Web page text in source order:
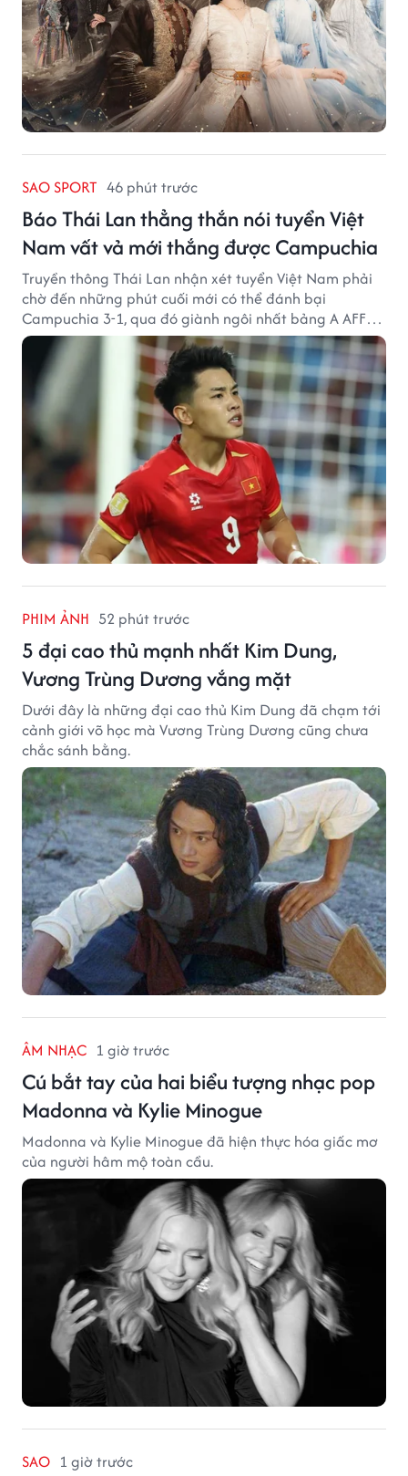
SAO SPORT 46 phút trước
Báo Thái Lan thẳng thắn nói tuyển Việt
Nam vất vả mới thắng được Campuchia
Truyền thông Thái Lan nhận xét tuyển Việt Nam phải
chờ đến những phút cuối mới có thể đánh bại
Campuchia 3-1, qua đó giành ngôi nhất bảng A AFF
Cup 2026.
PHIM ẢNH 52 phút trước
5 đại cao thủ mạnh nhất Kim Dung,
Vương Trùng Dương vắng mặt
Dưới đây là những đại cao thủ Kim Dung đã chạm tới
cảnh giới võ học mà Vương Trùng Dương cũng chưa
chắc sánh bằng.
ÂM NHẠC 1 giờ trước
Cú bắt tay của hai biểu tượng nhạc pop
Madonna và Kylie Minogue
Madonna và Kylie Minogue đã hiện thực hóa giấc mơ
của người hâm mộ toàn cầu.
SAO 1 giờ trước